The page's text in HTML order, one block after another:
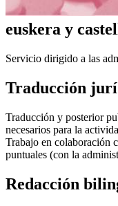
euskera y
Servicio dirigido a las
Traducción
Traducción y posterior
necesarios para la
Trabajo en colaboración
puntuales (con la
Redacción